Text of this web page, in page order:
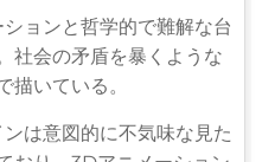
ョンと哲学的で難解な台
社会の矛盾を暴くような
描いている。
は意図的に不気味な見た